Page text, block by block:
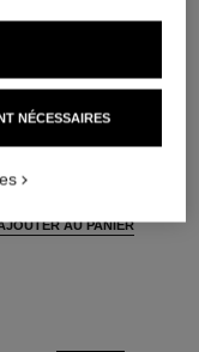
universelle libre
Libre Fini Naturel
teintes disponibles
AU PANIER
NÉCESSAIRES